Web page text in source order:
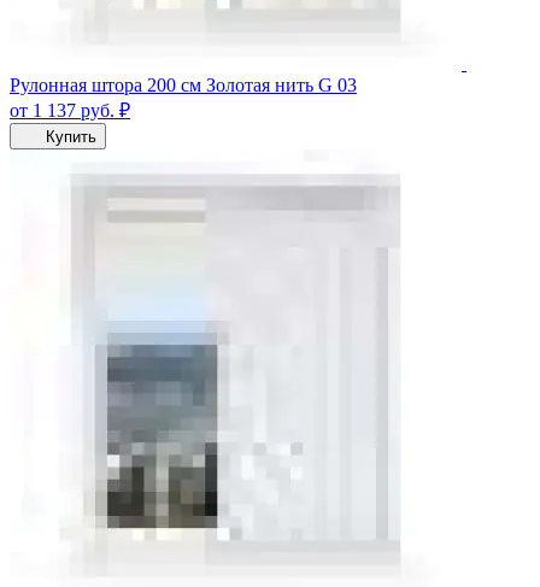
Рулонная штора 200 см Золотая нить G 03
от 1 137 руб. ₽
Купить